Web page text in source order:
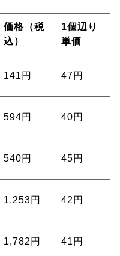
価格（税
込）
1個辺り
単価
141円 47円
594円 40円
540円 45円
1,253円 42円
1,782円 41円